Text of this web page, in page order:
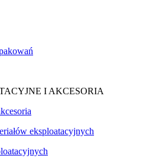
I AKCESORIA
eksploatacyjnych